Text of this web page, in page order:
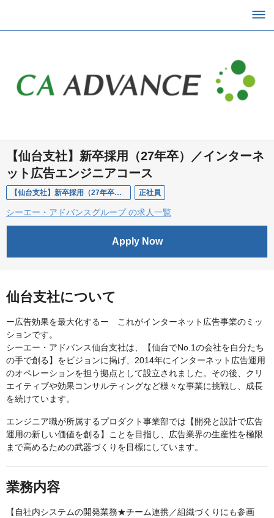
【仙台支社】新卒採用（27年卒）／インターネ
ット広告エンジニアコース
【仙台支社】新卒採用（27年卒）／インターネット広告エンジニアコース 正社員
シーエー・アドバンスグループ の求人一覧
Apply Now
仙台支社について
ー広告効果を最大化するー これがインターネット広告事業のミッ
ションです。
シーエー・アドバンス仙台支社は、【仙台でNo.1の会社を自分たち
の手で創る】をビジョンに掲げ、2014年にインターネット広告運用
のオペレーションを担う拠点として設立されました。その後、クリ
エイティブや効果コンサルティングなど様々な事業に挑戦し、成長
を続けています。
エンジニア職が所属するプロダクト事業部では【開発と設計で広告
運用の​新しい価値を創る】ことを目指し、広告業界の生産性を極限
まで高めるための武器づくりを目標にしています。
業務内容
【自社内システムの開発業務★チーム連携／組織づくりにも参画